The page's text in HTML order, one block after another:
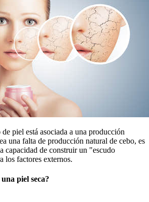
piel está asociada a una producción
una falta de producción natural de cebo, es
capacidad de construir un "escudo
los factores externos.
piel seca?